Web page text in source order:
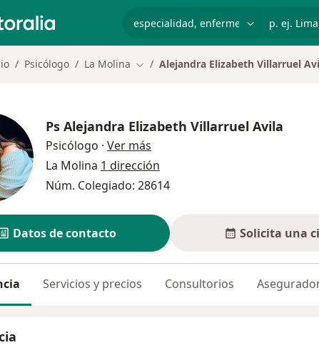
Psicólogo La Molina Cambiar de ciudad
Alejandra Elizabeth Villarruel
Ps Alejandra Elizabeth Villarruel Avila
Psicólogo · Ver más
La Molina 1 dirección
Núm. Colegiado: 28614
Datos de contacto Solicita una
Servicios y precios Consultorios